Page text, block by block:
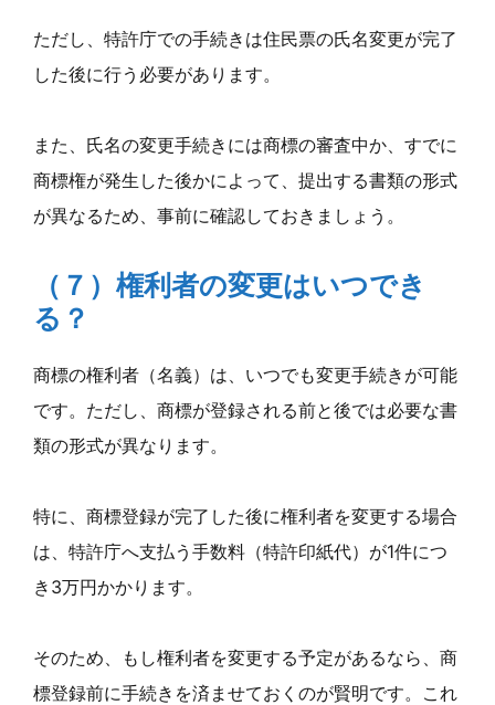
ただし、特許庁での手続きは住民票の氏名変更が完了
した後に行う必要があります。
また、氏名の変更手続きには商標の審査中か、すでに
商標権が発生した後かによって、提出する書類の形式
が異なるため、事前に確認しておきましょう。
（７）権利者の変更はいつでき
る？
商標の権利者（名義）は、いつでも変更手続きが可能
です。ただし、商標が登録される前と後では必要な書
類の形式が異なります。
特に、商標登録が完了した後に権利者を変更する場合
は、特許庁へ支払う手数料（特許印紙代）が1件につ
き3万円かかります。
そのため、もし権利者を変更する予定があるなら、商
標登録前に手続きを済ませておくのが賢明です。これ